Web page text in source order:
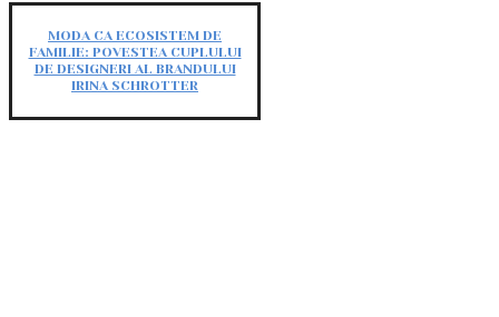
MODA CA ECOSISTEM DE
FAMILIE: POVESTEA CUPLULUI
DE DESIGNERI AL BRANDULUI
IRINA SCHROTTER